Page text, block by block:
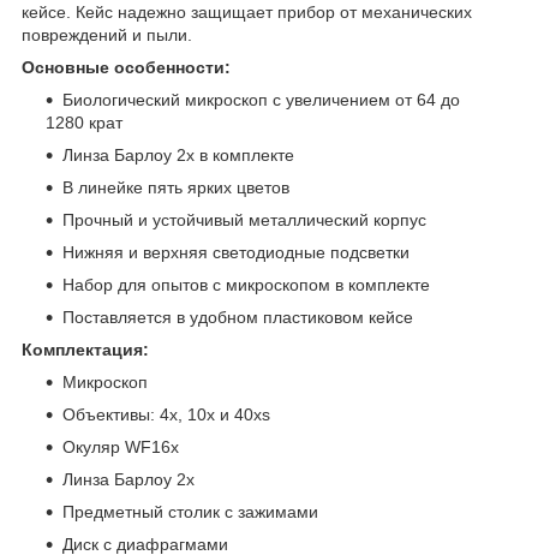
кейсе. Кейс надежно защищает прибор от механических
повреждений и пыли.
Основные особенности:
Биологический микроскоп с увеличением от 64 до
1280 крат
Линза Барлоу 2x в комплекте
В линейке пять ярких цветов
Прочный и устойчивый металлический корпус
Нижняя и верхняя светодиодные подсветки
Набор для опытов с микроскопом в комплекте
Поставляется в удобном пластиковом кейсе
Комплектация:
Микроскоп
Объективы: 4х, 10х и 40хs
Окуляр WF16х
Линза Барлоу 2x
Предметный столик с зажимами
Диск с диафрагмами